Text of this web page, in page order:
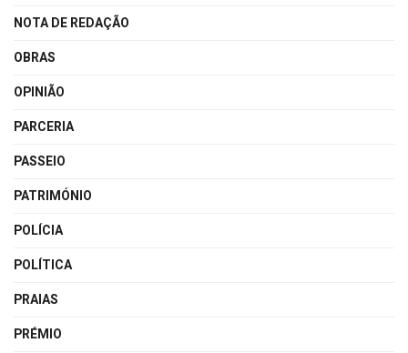
NOTA DE REDAÇÃO
OBRAS
OPINIÃO
PARCERIA
PASSEIO
PATRIMÓNIO
POLÍCIA
POLÍTICA
PRAIAS
PRÉMIO